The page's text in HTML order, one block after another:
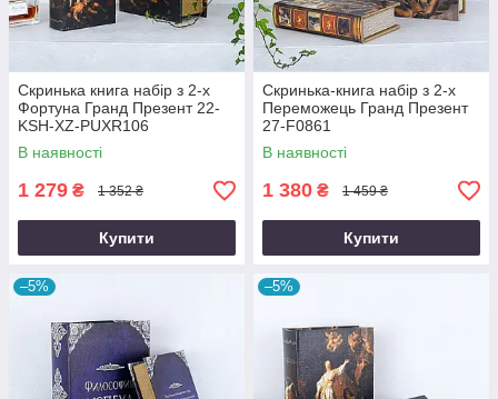
Скринька книга набір з 2-х
Фортуна Гранд Презент 22-
KSH-XZ-PUXR106
В наявності
1 279 ₴ 1 352 ₴
Купити
Скринька-книга набір з 2-х
Переможець Гранд Презент
27-F0861
В наявності
1 380 ₴ 1 459 ₴
Купити
–5% –5%